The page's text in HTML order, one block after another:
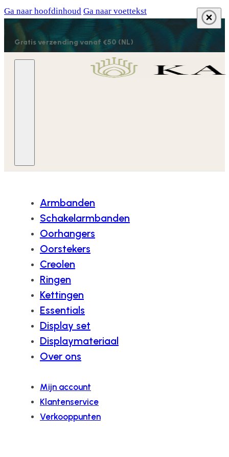
Ga naar hoofdinhoud Ga naar voettekst
Gratis verzending vanaf €50 (NL)
Armbanden
Schakelarmbanden
Oorhangers
Oorstekers
Creolen
Ringen
Kettingen
Essentials
Display set
Displaymateriaal
Over ons
Mijn account
Klantenservice
Verkooppunten